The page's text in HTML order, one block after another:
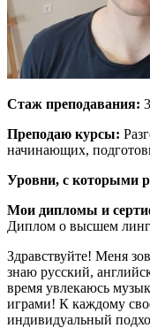
Стаж преподавания:
Преподаю курсы:
начинающих,
Уровни, с которыми
Мои дипломы и
Диплом о высшем
Здравствуйте! Меня
знаю русский,
время увлекаюсь
играми! К каждому
индивидуальный